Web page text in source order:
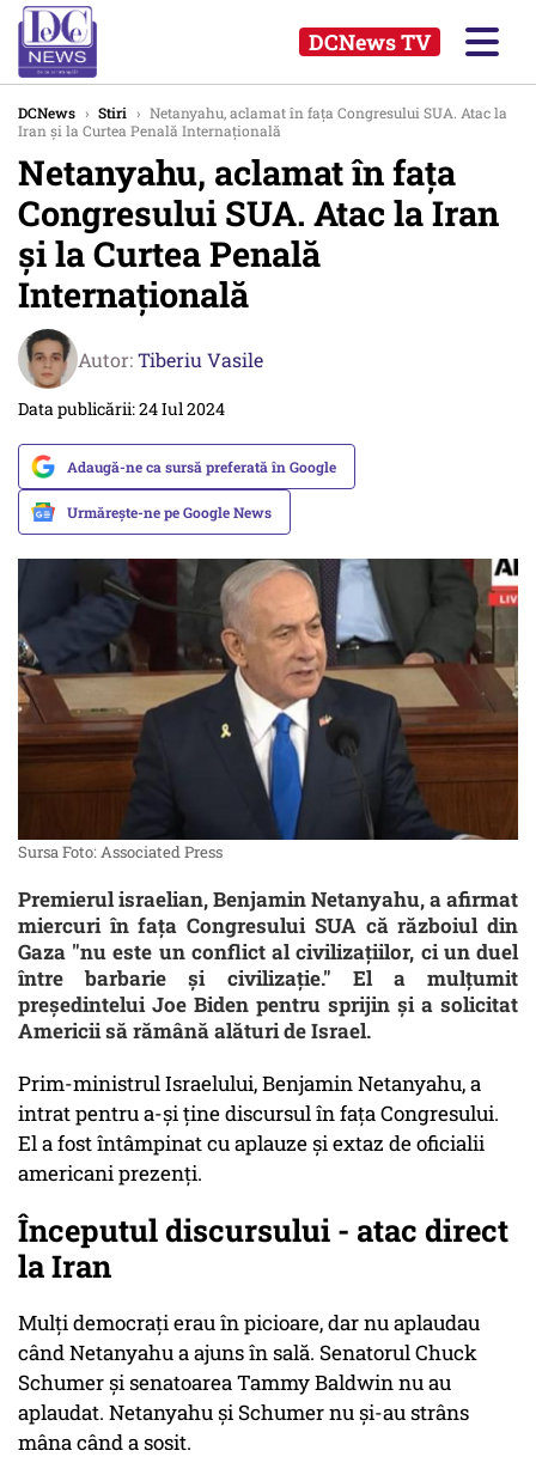
DCNews TV
DCNews › Stiri › Netanyahu, aclamat în fața Congresului SUA. Atac la
Iran și la Curtea Penală Internațională
Netanyahu, aclamat în fața
Congresului SUA. Atac la Iran
și la Curtea Penală
Internațională
Autor:Tiberiu Vasile
Data publicării: 24 Iul 2024
Adaugă-ne ca sursă preferată în Google
Urmărește-ne pe Google News
Sursa Foto: Associated Press
Premierul israelian, Benjamin Netanyahu, a afirmat
miercuri în fața Congresului SUA că războiul din
Gaza "nu este un conflict al civilizațiilor, ci un duel
între barbarie și civilizație." El a mulțumit
președintelui Joe Biden pentru sprijin și a solicitat
Americii să rămână alături de Israel.
Prim-ministrul Israelului, Benjamin Netanyahu, a
intrat pentru a-și ține discursul în fața Congresului.
El a fost întâmpinat cu aplauze și extaz de oficialii
americani prezenți.
Începutul discursului - atac direct
la Iran
Mulți democrați erau în picioare, dar nu aplaudau
când Netanyahu a ajuns în sală. Senatorul Chuck
Schumer și senatoarea Tammy Baldwin nu au
aplaudat. Netanyahu și Schumer nu și-au strâns
mâna când a sosit.